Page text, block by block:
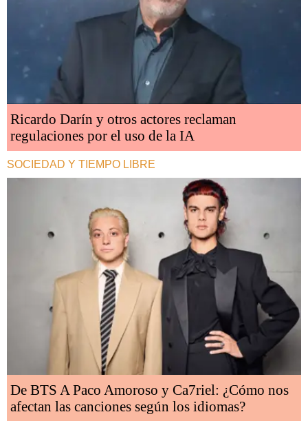
Ricardo Darín y otros actores reclaman
regulaciones por el uso de la IA
SOCIEDAD Y TIEMPO LIBRE
De BTS A Paco Amoroso y Ca7riel: ¿Cómo nos
afectan las canciones según los idiomas?